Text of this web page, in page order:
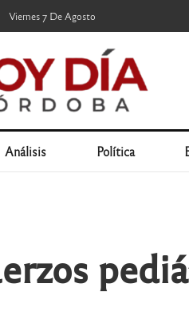
Viernes 7 De Agosto
Análisis Política